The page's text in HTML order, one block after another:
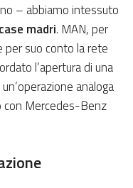
– abbiamo intessuto
madri. MAN, per
per suo conto la rete
l’apertura di una
analoga
con Mercedes-Benz